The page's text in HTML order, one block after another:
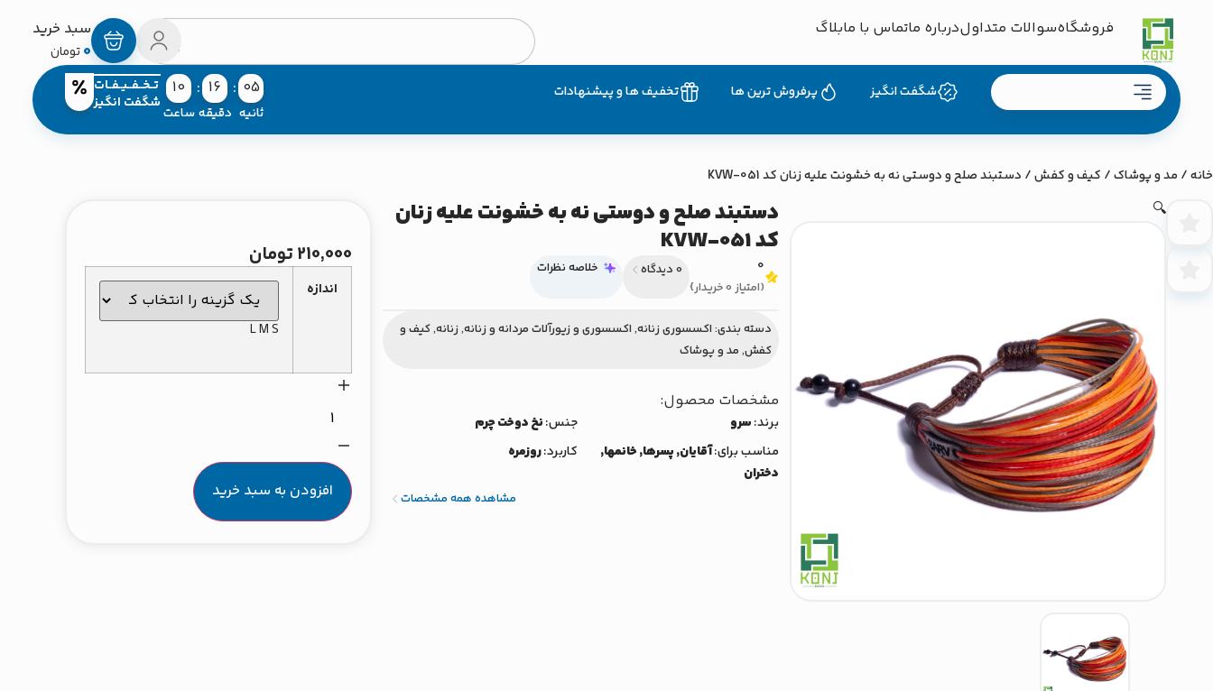
فروشگاهسوالات متداولدرباره ماتماس با مابلاگ
0تومان
شگفت انگیز پرفروش ترین ها تخفیف ها و پیشنهادات 10
ساعت
16
دقیقه
05
ثانیه
تــخــفــیــفــات
شگفت انگیز
خانه/ مد و پوشاک/ کیف و کفش/ دستبند صلح و دوستی نه به خشونت علیه زنان کد KVW-051
🔍
دستبند صلح و دوستی نه به خشونت علیه زنان
کد KVW-051
0
(امتیاز 0 خریدار}
0 دیدگاه خلاصه نظرات
دسته بندی: اکسسوری زنانه, اکسسوری و زیورآلات مردانه و زنانه, زنانه,کیف و
کفش, مد و پوشاک
مشخصات محصول:
برند:سرو جنس:نخ دوخت چرم
مناسب برای:آقایان, پسرها, خانمها,
دختران
کاربرد:روزمره
مشاهده همه مشخصات
210,000تومان
اندازه
LMS
افزودن به سبد خرید